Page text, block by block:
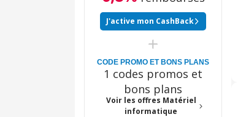
J'active mon CashBack
CODE PROMO ET BONS PLANS
1 codes promos et
bons plans
Voir les offres Matériel
informatique